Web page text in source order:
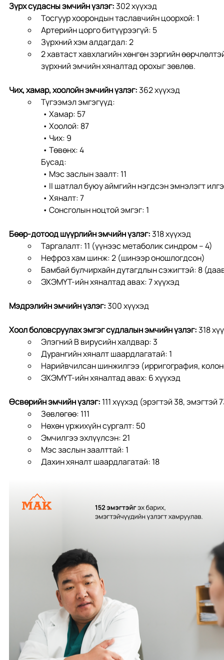
Зүрх судасны эмчийн үзлэг: 302 хүүхэд
Тосгуур хоорондын таславчийн цоорхой: 1
Артерийн цорго битүүрээгүй: 5
Зүрхний хэм алдагдал: 2
2 хавтаст хавхлагийн хөнгөн зэргийн
зүрхний эмчийн хяналтад орохыг зөвлөв.
Чих, хамар, хоолойн эмчийн үзлэг: 362 хүүхэд
Түгээмэл эмгэгүүд:
• Хамар: 57
• Хоолой: 87
• Чих: 9
• Төвөнх: 4
Бусад:
• Мэс заслын заалт: 11
• II шатлал буюу аймгийн нэгдсэн эмнэлэгт
• Хяналт: 7
• Сонсголын ноцтой эмгэг: 1
Бөөр-дотоод шүүрлийн эмчийн үзлэг: 318 хүүхэд
Таргалалт: 11 (үүнээс метаболик синдром – 4)
Нефроз хам шинж: 2 (шинээр оношлогдсон)
Бамбай булчирхайн дутагдлын сэжигтэй: 8
ЭХЭМҮТ-ийн хяналтад авах: 7 хүүхэд
Мэдрэлийн эмчийн үзлэг: 300 хүүхэд
Хоол боловсруулах эмгэг судлалын эмчийн үзлэг: 318
Элэгний В вирусийн халдвар: 3
Дурангийн хяналт шаардлагатай: 1
Нарийвчилсан шинжилгээ (ирригография,
ЭХЭМҮТ-ийн хяналтад авах: 6 хүүхэд
Өсвөрийн эмчийн үзлэг: 111 хүүхэд (эрэгтэй 38, эмэгтэй
Зөвлөгөө: 111
Нөхөн үржихүйн сургалт: 50
Эмчилгээ эхлүүлсэн: 21
Мэс заслын заалттай: 1
Дахин хяналт шаардлагатай: 18